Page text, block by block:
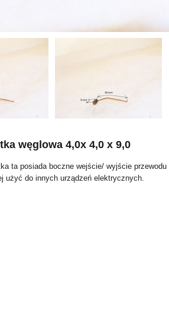
węglowa 4,0x 4,0 x 9,0
ta posiada boczne wejście/ wyjście przewodu
użyć do innych urządzeń elektrycznych.